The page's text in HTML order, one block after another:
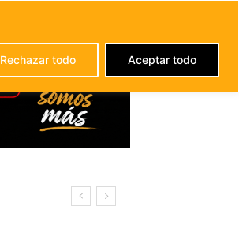
Rechazar todo Aceptar todo